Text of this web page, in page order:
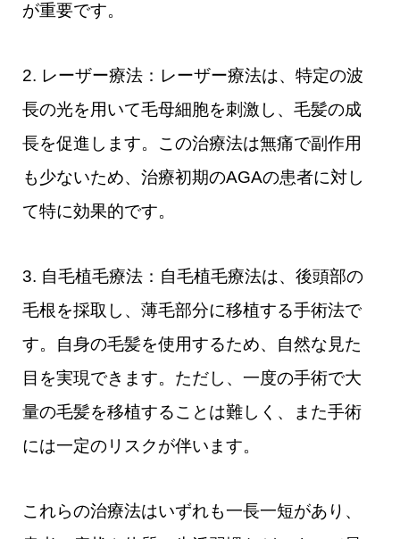
が重要です。
2. レーザー療法：レーザー療法は、特定の波
長の光を用いて毛母細胞を刺激し、毛髪の成
長を促進します。この治療法は無痛で副作用
も少ないため、治療初期のAGAの患者に対し
て特に効果的です。
3. 自毛植毛療法：自毛植毛療法は、後頭部の
毛根を採取し、薄毛部分に移植する手術法で
す。自身の毛髪を使用するため、自然な見た
目を実現できます。ただし、一度の手術で大
量の毛髪を移植することは難しく、また手術
には一定のリスクが伴います。
これらの治療法はいずれも一長一短があり、